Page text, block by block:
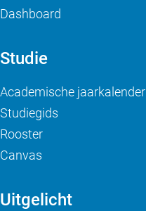
Dashboard
Studie
Academische jaarkalender
Studiegids
Rooster
Canvas
Uitgelicht